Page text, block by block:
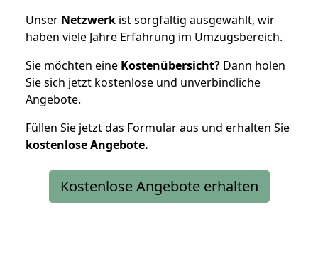
Unser Netzwerk ist sorgfältig ausgewählt, wir
haben viele Jahre Erfahrung im Umzugsbereich.
Sie möchten eine Kostenübersicht? Dann holen
Sie sich jetzt kostenlose und unverbindliche
Angebote.
Füllen Sie jetzt das Formular aus und erhalten Sie
kostenloseAngebote.
Kostenlose Angebote erhalten